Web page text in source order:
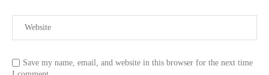
Save my name, email, and website in this browser for the next time